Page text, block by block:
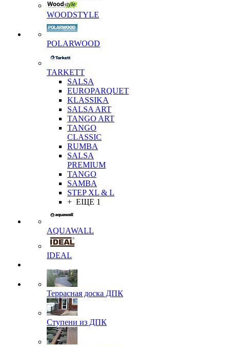
WOODSTYLE
POLARWOOD
TARKETT
SALSA
EUROPARQUET
KLASSIKA
SALSA ART
TANGO ART
TANGO
CLASSIC
RUMBA
SALSA
PREMIUM
TANGO
SAMBA
STEP XL & L
+ ЕЩЕ 1
AQUAWALL
IDEAL
Террасная доска ДПК
Ступени из ДПК